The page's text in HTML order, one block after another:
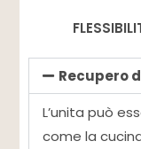
Recupero
L’unita può
come la